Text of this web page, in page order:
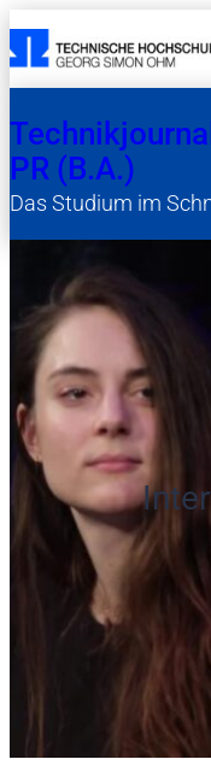
PR (B.A.)
Das Studium im